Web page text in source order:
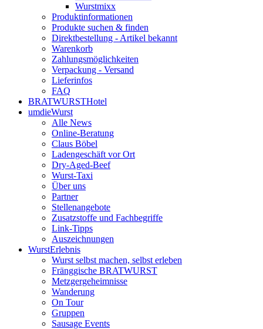
Wurstmixx
Produktinformationen
Produkte suchen & finden
Direktbestellung - Artikel bekannt
Warenkorb
Zahlungsmöglichkeiten
Verpackung - Versand
Lieferinfos
FAQ
BRATWURSTHotel
umdieWurst
Alle News
Online-Beratung
Claus Böbel
Ladengeschäft vor Ort
Dry-Aged-Beef
Wurst-Taxi
Über uns
Partner
Stellenangebote
Zusatzstoffe und Fachbegriffe
Link-Tipps
Auszeichnungen
WurstErlebnis
Wurst selbst machen, selbst erleben
Fränggische BRATWURST
Metzgergeheimnisse
Wanderung
On Tour
Gruppen
Sausage Events